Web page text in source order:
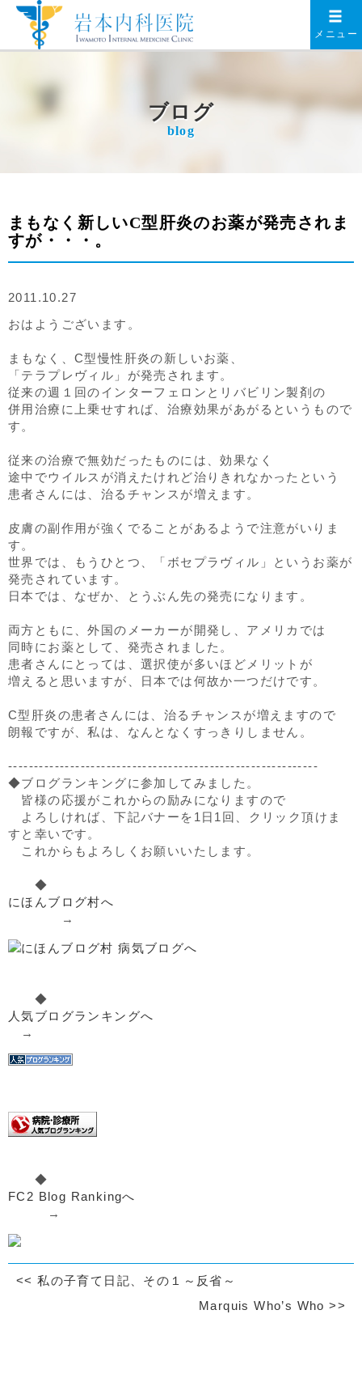
メニュー
ブログ
blog
まもなく新しいC型肝炎のお薬が発売されま
すが・・・。
2011.10.27
おはようございます。
まもなく、C型慢性肝炎の新しいお薬、
「テラプレヴィル」が発売されます。
従来の週１回のインターフェロンとリバビリン製剤の
併用治療に上乗せすれば、治療効果があがるというもので
す。
従来の治療で無効だったものには、効果なく
途中でウイルスが消えたけれど治りきれなかったという
患者さんには、治るチャンスが増えます。
皮膚の副作用が強くでることがあるようで注意がいりま
す。
世界では、もうひとつ、「ボセプラヴィル」というお薬が
発売されています。
日本では、なぜか、とうぶん先の発売になります。
両方ともに、外国のメーカーが開発し、アメリカでは
同時にお薬として、発売されました。
患者さんにとっては、選択使が多いほどメリットが
増えると思いますが、日本では何故か一つだけです。
C型肝炎の患者さんには、治るチャンスが増えますので
朗報ですが、私は、なんとなくすっきりしません。
------------------------------------------------------------
◆ブログランキングに参加してみました。
皆様の応援がこれからの励みになりますので
よろしければ、下記バナーを1日1回、クリック頂けま
すと幸いです。
これからもよろしくお願いいたします。
◆
にほんブログ村へ
→
◆
人気ブログランキングへ
→
◆
FC2 Blog Rankingへ
→
<< 私の子育て日記、その１～反省～
Marquis Who’s Who>>